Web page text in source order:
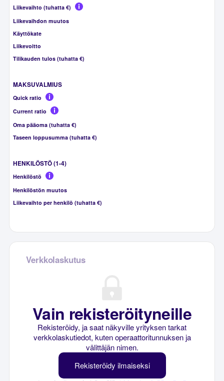
Liikevaihto (tuhatta €)
Liikevaihdon muutos
Käyttökate
Liikevoitto
Tilikauden tulos (tuhatta €)
MAKSUVALMIUS
Quick ratio
Current ratio
Oma pääoma (tuhatta €)
Taseen loppusumma (tuhatta €)
HENKILÖSTÖ (1-4)
Henkilöstö
Henkilöstön muutos
Liikevaihto per henkilö (tuhatta €)
Verkkolaskutus
Vain rekisteröityneille
Rekisteröidy, ja saat näkyville yrityksen tarkat
verkkolaskutiedot, kuten operaattoritunnuksen ja
välittäjän nimen.
Rekisteröidy ilmaiseksi